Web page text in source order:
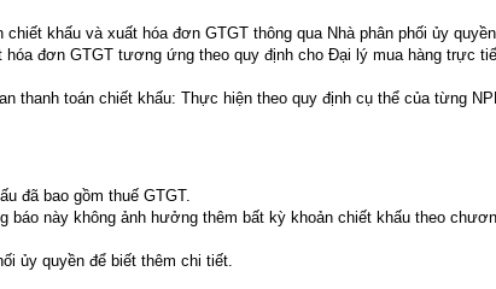
chiết khấu và xuất hóa đơn GTGT thông qua Nhà phân phối ủy
đơn GTGT tương ứng theo quy định cho Đại lý mua hàng trực
thanh toán chiết khấu: Thực hiện theo quy định cụ thể của từng
đã bao gồm thuế GTGT.
báo này không ảnh hưởng thêm bất kỳ khoản chiết khấu theo
ủy quyền để biết thêm chi tiết.